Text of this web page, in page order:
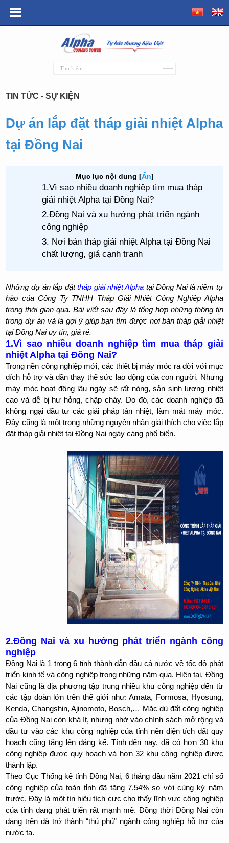
TIN TỨC - SỰ KIỆN
Dự án lắp đặt tháp giải nhiệt Alpha
tại Đồng Nai
Mục lục nội dung [Ẩn]
1.Vì sao nhiều doanh nghiệp tìm mua tháp
giải nhiệt Alpha tại Đồng Nai?
2.Đồng Nai và xu hướng phát triển ngành
công nghiệp
3. Nơi bán tháp giải nhiệt Alpha tại Đồng Nai
chất lượng, giá cạnh tranh
Những dự án lắp đặttháp giải nhiệt Alpha tại Đồng Nai là niềm tự
hào của Công Ty TNHH Tháp Giải Nhiệt Công Nghiệp Alpha
trong thời gian qua. Bài viết sau đây là tổng hợp những thông tin
trong dự án và là gợi ý giúp bạn tìm được nơi bán tháp giải nhiệt
tại Đồng Nai uy tín, giá rẻ.
1.Vì sao nhiều doanh nghiệp tìm mua tháp giải
nhiệt Alpha tại Đồng Nai?
Trong nền công nghiệp mới, các thiết bị máy móc ra đời với mục
đích hỗ trợ và dần thay thế sức lao động của con người. Nhưng
máy móc hoạt động lâu ngày sẽ rất nóng, sản sinh lượng nhiệt
cao và dễ bị hư hỏng, chập cháy. Do đó, các doanh nghiệp đã
không ngại đầu tư các giải pháp tản nhiệt, làm mát máy móc.
Đây cũng là một trong những nguyên nhân giải thích cho việc lắp
đặt tháp giải nhiệt tại Đồng Nai ngày càng phổ biến.
2.Đồng Nai và xu hướng phát triển ngành công
nghiệp
Đồng Nai là 1 trong 6 tỉnh thành dẫn đầu cả nước về tốc độ phát
triển kinh tế và công nghiệp trong những năm qua. Hiện tại, Đồng
Nai cũng là địa phương tập trung nhiều khu công nghiệp đến từ
các tập đoàn lớn trên thế giới như: Amata, Formosa, Hyosung,
Kenda, Changshin, Ajinomoto, Bosch,… Mặc dù đất công nghiệp
của Đồng Nai còn khá ít, nhưng nhờ vào chính sách mở rộng và
đầu tư vào các khu công nghiệp của tỉnh nên diện tích đất quy
hoạch cũng tăng lên đáng kể. Tính đến nay, đã có hơn 30 khu
công nghiệp được quy hoạch và hơn 32 khu công nghiệp được
thành lập.
Theo Cục Thống kê tỉnh Đồng Nai, 6 tháng đầu năm 2021 chỉ số
công nghiệp của toàn tỉnh đã tăng 7,54% so với cùng kỳ năm
trước. Đây là một tín hiệu tích cực cho thấy lĩnh vực công nghiệp
của tỉnh đang phát triển rất mạnh mẽ. Đồng thời Đồng Nai còn
đang trên đà trở thành “thủ phủ” ngành công nghiệp hỗ trợ của
nước ta.